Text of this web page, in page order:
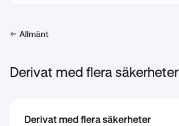
Allmänt
Derivat med flera säkerheter
Derivat med flera säkerheter